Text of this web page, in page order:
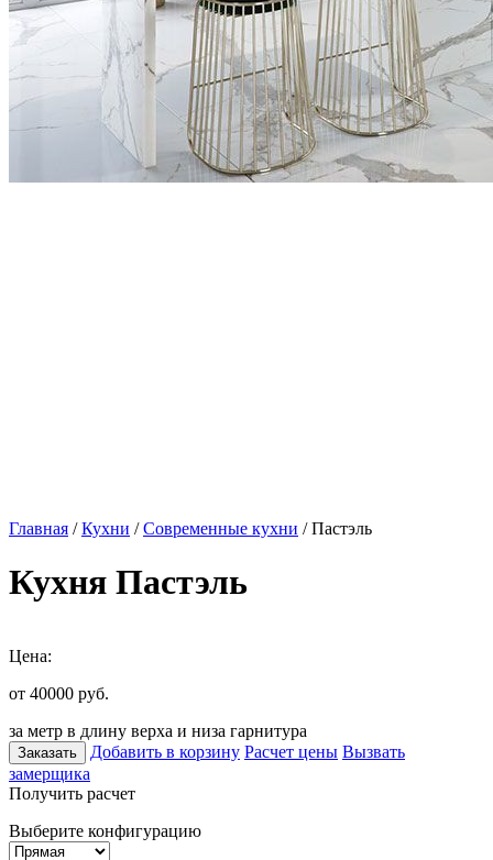
Главная /Кухни /Современные кухни / Пастэль
Кухня Пастэль
Цена:
от 40000 руб.
за метр в длину верха и низа гарнитура
Заказать Добавить в корзину Расчет цены Вызвать
замерщика
Получить расчет
Выберите конфигурацию